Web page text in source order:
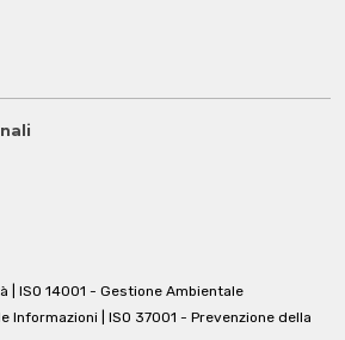
| ISO 14001 - Gestione Ambientale
Informazioni | ISO 37001 - Prevenzione della